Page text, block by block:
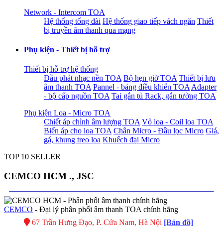
Network - Intercom TOA
Hệ thống tổng đài Hệ thống giao tiếp vách ngăn Thiết
bị truyền âm thanh qua mạng
Phụ kiện - Thiết bị hỗ trợ
Thiết bị hỗ trợ hệ thống
Đầu phát nhạc nền TOA Bộ hẹn giờ TOA Thiết bị lưu
âm thanh TOA Pannel - bảng điều khiển TOA Adapter
- bộ cấp nguồn TOA Tai gắn tủ Rack, gắn tường TOA
Phụ kiện Loa - Micro TOA
Chiết áp chỉnh âm lượng TOA Vỏ loa - Coil loa TOA
Biến áp cho loa TOA Chân Micro - Đầu lọc Micro Giá,
gá, khung treo loa Khuếch đại Micro
TOP 10 SELLER
CEMCO HCM ., JSC
CEMCO - Đại lý phân phối âm thanh TOA chính hãng
67 Trần Hưng Đạo, P. Cửa Nam, Hà Nội [Bản đồ]